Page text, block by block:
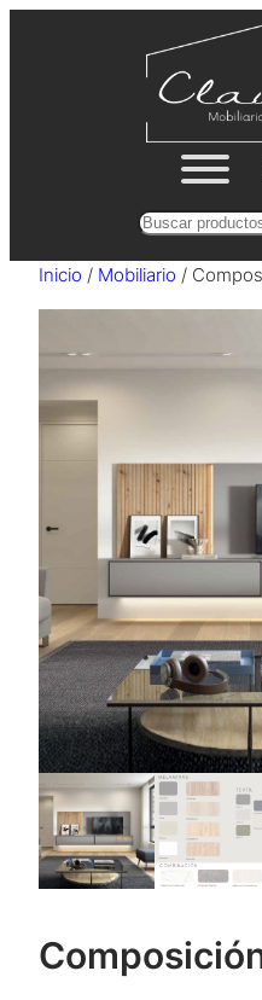
Buscar
Inicio / Mobiliario /